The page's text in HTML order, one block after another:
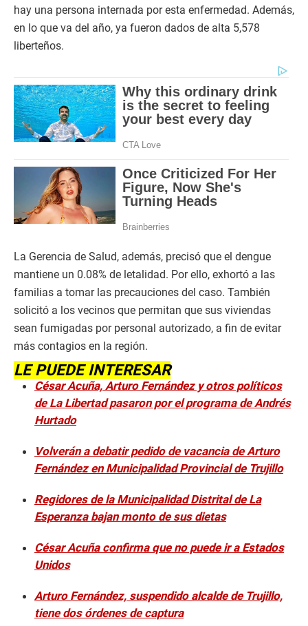
hay una persona internada por esta enfermedad. Además,
en lo que va del año, ya fueron dados de alta 5,578
liberteños.
La Gerencia de Salud, además, precisó que el dengue
mantiene un 0.08% de letalidad. Por ello, exhortó a las
familias a tomar las precauciones del caso. También
solicitó a los vecinos que permitan que sus viviendas
sean fumigadas por personal autorizado, a fin de evitar
más contagios en la región.
LE PUEDE INTERESAR
César Acuña, Arturo Fernández y otros políticos
de La Libertad pasaron por el programa de Andrés
Hurtado
Volverán a debatir pedido de vacancia de Arturo
Fernández en Municipalidad Provincial de Trujillo
Regidores de la Municipalidad Distrital de La
Esperanza bajan monto de sus dietas
César Acuña confirma que no puede ir a Estados
Unidos
Arturo Fernández, suspendido alcalde de Trujillo,
tiene dos órdenes de captura